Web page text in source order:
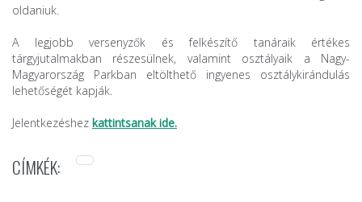
oldaniuk.
A legjobb versenyzők és felkészítő tanáraik értékes
tárgyjutalmakban részesülnek, valamint osztályaik a Nagy-
Magyarország Parkban eltölthető ingyenes osztálykirándulás
lehetőségét kapják.
Jelentkezéshez kattintsanak ide.
CÍMKÉK: